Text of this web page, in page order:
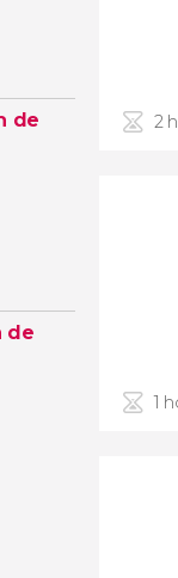
de
de
2
1